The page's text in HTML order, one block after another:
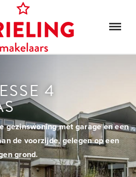
4
gezinswoning met garage en een
de voorzijde, gelegen op een
grond.